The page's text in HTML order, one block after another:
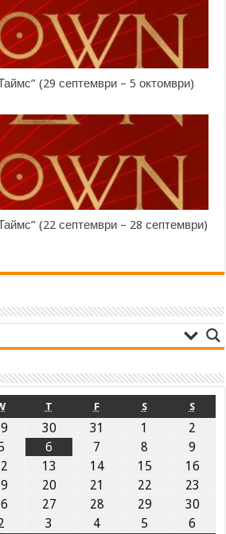
(29 септември – 5 октомври)
(22 септември – 28 септември)
T F S S
30 31 1
2
6 7 8
9
13 14 15
16
20 21 22
23
27 28 29
30
3 4 5 6